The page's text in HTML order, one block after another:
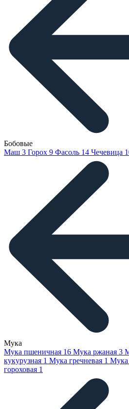
Бобовые
Маш 3 Горох 9 Фасоль 14 Чечевица
Мука
Мука пшеничная 16 Мука ржаная 3
кукурузная 1 Мука гречневая 1 Мука
гороховая 1